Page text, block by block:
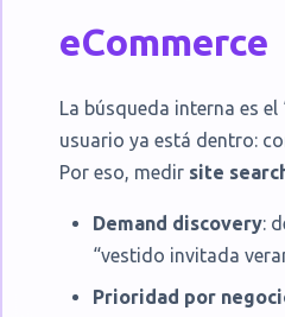
eCommerce
La búsqueda interna es
usuario ya está dentro:
Por eso, medir site
Demand discovery:
“vestido invitada
Prioridad por